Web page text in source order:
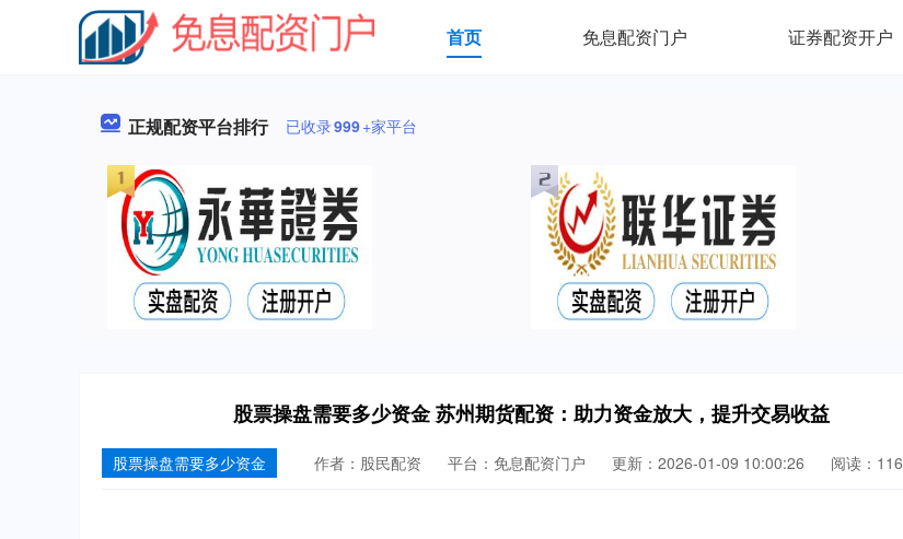
首页 免息配资门户 证券配资开户
正规配资平台排行 已收录999+家平台
股票操盘需要多少资金 苏州期货配资：助力资金放大，提升交易收益
股票操盘需要多少资金 作者：股民配资 平台：免息配资门户 更新：2026-01-09 10:00:26 阅读：116